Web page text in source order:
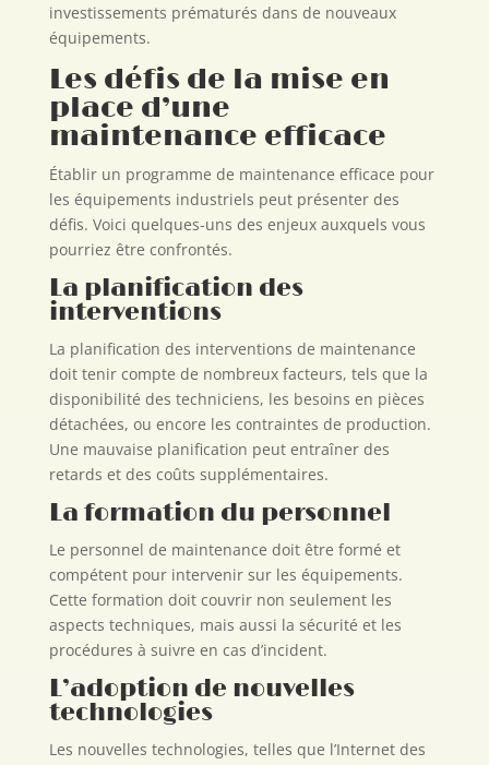
investissements prématurés dans de nouveaux
équipements.
Les défis de la mise en
place d’une
maintenance efficace
Établir un programme de maintenance efficace pour
les équipements industriels peut présenter des
défis. Voici quelques-uns des enjeux auxquels vous
pourriez être confrontés.
La planification des
interventions
La planification des interventions de maintenance
doit tenir compte de nombreux facteurs, tels que la
disponibilité des techniciens, les besoins en pièces
détachées, ou encore les contraintes de production.
Une mauvaise planification peut entraîner des
retards et des coûts supplémentaires.
La formation du personnel
Le personnel de maintenance doit être formé et
compétent pour intervenir sur les équipements.
Cette formation doit couvrir non seulement les
aspects techniques, mais aussi la sécurité et les
procédures à suivre en cas d’incident.
L’adoption de nouvelles
technologies
Les nouvelles technologies, telles que l’Internet des